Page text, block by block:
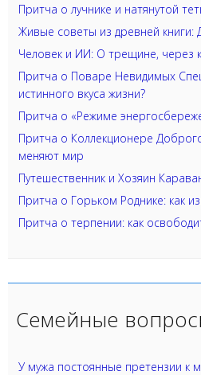
Притча о лучнике и натянутой
Живые советы из древней книги:
Человек и ИИ: О трещине, через
Притча о Поваре Невидимых
истинного вкуса жизни?
Притча о «Режиме
Притча о Коллекционере
меняют мир
Путешественник и Хозяин
Притча о Горьком Роднике: как
Притча о терпении: как
Семейные
У мужа постоянные претензии к